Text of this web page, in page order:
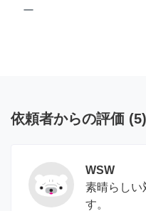
ー
依頼者からの評価 (5)
WSW
素晴らしい
す。